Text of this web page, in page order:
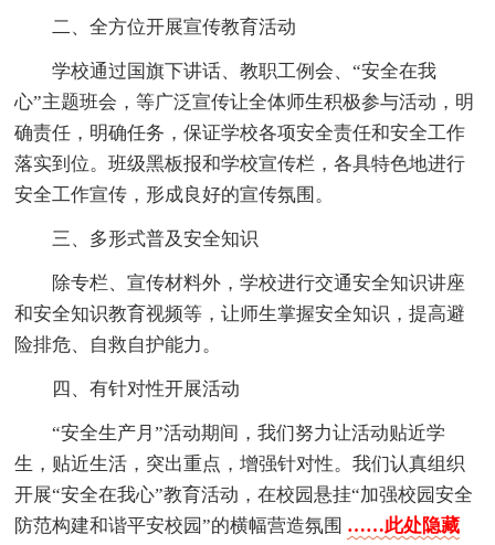
二、全方位开展宣传教育活动
学校通过国旗下讲话、教职工例会、“安全在我
心”主题班会，等广泛宣传让全体师生积极参与活动，明
确责任，明确任务，保证学校各项安全责任和安全工作
落实到位。班级黑板报和学校宣传栏，各具特色地进行
安全工作宣传，形成良好的宣传氛围。
三、多形式普及安全知识
除专栏、宣传材料外，学校进行交通安全知识讲座
和安全知识教育视频等，让师生掌握安全知识，提高避
险排危、自救自护能力。
四、有针对性开展活动
“安全生产月”活动期间，我们努力让活动贴近学
生，贴近生活，突出重点，增强针对性。我们认真组织
开展“安全在我心”教育活动，在校园悬挂“加强校园安全
防范构建和谐平安校园”的横幅营造氛围 ……此处隐藏